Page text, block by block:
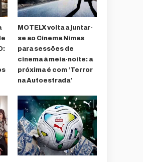
MOTELX volta a juntar-
se ao Cinema Nimas
para sessões de
cinema à meia-noite: a
próxima é com ‘Terror
na Autoestrada’